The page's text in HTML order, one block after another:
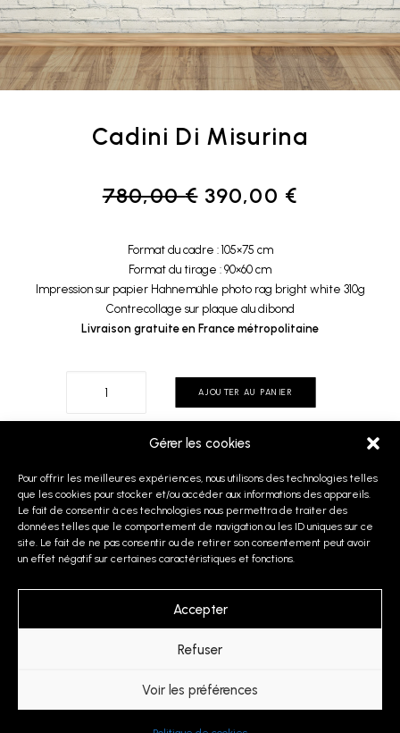
Gérer les cookies
Pour offrir les meilleures expériences, nous utilisons des technologies telles
que les cookies pour stocker et/ou accéder aux informations des appareils.
Le fait de consentir à ces technologies nous permettra de traiter des
données telles que le comportement de navigation ou les ID uniques sur ce
site. Le fait de ne pas consentir ou de retirer son consentement peut avoir
un effet négatif sur certaines caractéristiques et fonctions.
Accepter
Refuser
Voir les préférences
Cadini Di Misurina
780,00€ Le
initial
était :
780,00 €.
390,00 €
390,00 €.
Format du cadre : 105×75 cm
Format du tirage : 90×60 cm
Impression sur papier Hahnemühle photo rag bright white 310g
Contrecollage sur plaque alu dibond
Livraison gratuite en France métropolitaine
Cadini
Misurina
AJOUTER AU PANIER
PRÉCÉDENT
Politique de confidentialité
Conditions générales de vente